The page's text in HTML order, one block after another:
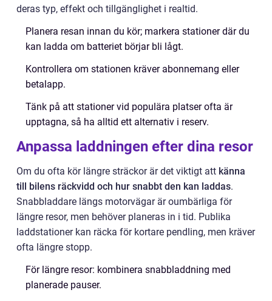
deras typ, effekt och tillgänglighet i realtid.
Planera resan innan du kör; markera stationer där du
kan ladda om batteriet börjar bli lågt.
Kontrollera om stationen kräver abonnemang eller
betalapp.
Tänk på att stationer vid populära platser ofta är
upptagna, så ha alltid ett alternativ i reserv.
Anpassa laddningen efter dina resor
Om du ofta kör längre sträckor är det viktigt att känna
till bilens räckvidd och hur snabbt den kan laddas.
Snabbladdare längs motorvägar är oumbärliga för
längre resor, men behöver planeras in i tid. Publika
laddstationer kan räcka för kortare pendling, men kräver
ofta längre stopp.
För längre resor: kombinera snabbladdning med
planerade pauser.